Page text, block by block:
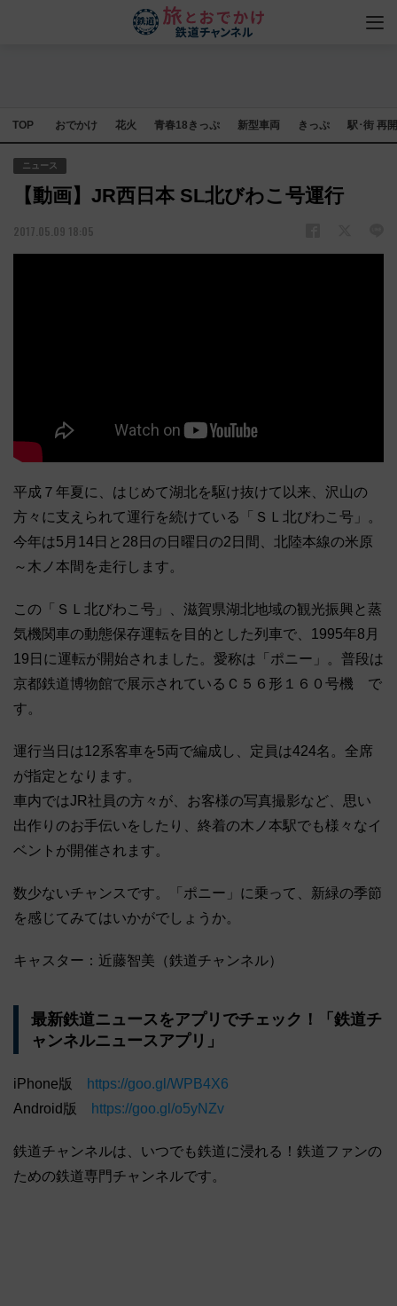
TOP おでかけ 花火 青春18きっぷ 新型車両 きっぷ 駅･街 再
ニュース
【動画】JR西日本 SL北びわこ号運行
2017.05.09 18:05
平成７年夏に、はじめて湖北を駆け抜けて以来、沢山の
方々に支えられて運行を続けている「ＳＬ北びわこ号」。
今年は5月14日と28日の日曜日の2日間、北陸本線の米原
～木ノ本間を走行します。
この「ＳＬ北びわこ号」、滋賀県湖北地域の観光振興と蒸
気機関車の動態保存運転を目的とした列車で、1995年8月
19日に運転が開始されました。愛称は「ポニー」。普段は
京都鉄道博物館で展示されているＣ５６形１６０号機 で
す。
運行当日は12系客車を5両で編成し、定員は424名。全席
が指定となります。
車内ではJR社員の方々が、お客様の写真撮影など、思い
出作りのお手伝いをしたり、終着の木ノ本駅でも様々なイ
ベントが開催されます。
数少ないチャンスです。「ポニー」に乗って、新緑の季節
を感じてみてはいかがでしょうか。
キャスター：近藤智美（鉄道チャンネル）
最新鉄道ニュースをアプリでチェック！「鉄道チ
ャンネルニュースアプリ」
iPhone版
https://goo.gl/WPB4X6
Android版
https://goo.gl/o5yNZv
鉄道チャンネルは、いつでも鉄道に浸れる！鉄道ファンの
ための鉄道専門チャンネルです。